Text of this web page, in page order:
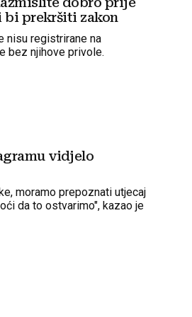
bi prekršiti zakon
nisu registrirane na
bez njihove privole.
vidjelo
moramo prepoznati utjecaj
da to ostvarimo", kazao je